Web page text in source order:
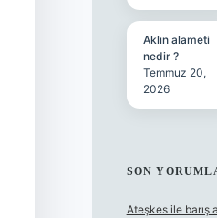
Aklın alameti
nedir ?
Temmuz 20,
2026
SON
Ateşkes ile barış